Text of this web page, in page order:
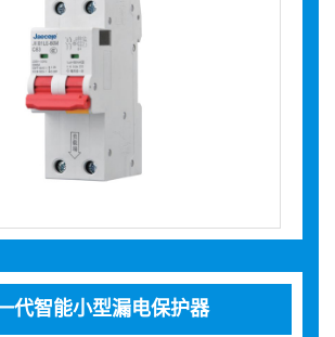
代智能小型漏电保护器